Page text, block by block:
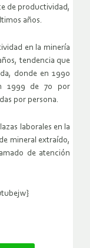
de productividad,
años.
en la minería
tendencia que
donde en 1990
1999 de 70 por
por persona.
laborales en la
mineral extraído,
de atención